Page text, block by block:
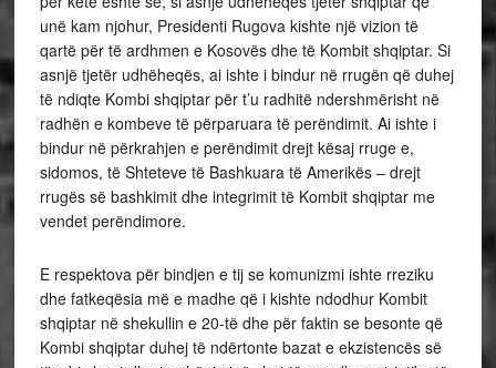
unë kam njohur, Presidenti Rugova kishte një vizion të
qartë për të ardhmen e Kosovës dhe të Kombit shqiptar. Si
asnjë tjetër udhëheqës, ai ishte i bindur në rrugën që duhej
të ndiqte Kombi shqiptar për t’u radhitë ndershmërisht në
radhën e kombeve të përparuara të perëndimit. Ai ishte i
bindur në përkrahjen e perëndimit drejt kësaj rruge e,
sidomos, të Shteteve të Bashkuara të Amerikës – drejt
rrugës së bashkimit dhe integrimit të Kombit shqiptar me
vendet perëndimore.
E respektova për bindjen e tij se komunizmi ishte rreziku
dhe fatkeqësia më e madhe që i kishte ndodhur Kombit
shqiptar në shekullin e 20-të dhe për faktin se besonte që
Kombi shqiptar duhej të ndërtonte bazat e ekzistencës së